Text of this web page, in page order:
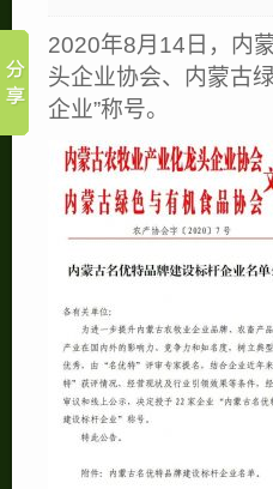
2020年8月14日，内
头企业协会、内蒙古
企业”称号。